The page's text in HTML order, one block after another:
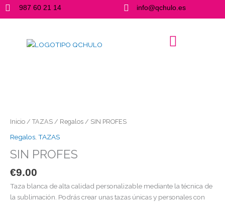
987 60 21 14 info@qchulo.es
Inicio / TAZAS / Regalos / SIN PROFES
Regalos TAZAS
SIN PROFES
€9.00
Taza blanca de alta calidad personalizable mediante la técnica de
la sublimación. Podrás crear unas tazas únicas y personales con